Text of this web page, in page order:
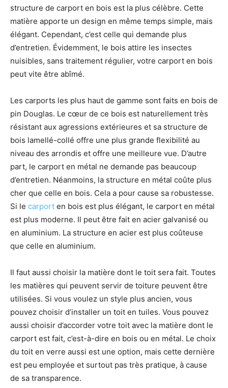
structure de carport en bois est la plus célèbre. Cette
matière apporte un design en même temps simple, mais
élégant. Cependant, c’est celle qui demande plus
d’entretien. Évidemment, le bois attire les insectes
nuisibles, sans traitement régulier, votre carport en bois
peut vite être abîmé.
Les carports les plus haut de gamme sont faits en bois de
pin Douglas. Le cœur de ce bois est naturellement très
résistant aux agressions extérieures et sa structure de
bois lamellé-collé offre une plus grande flexibilité au
niveau des arrondis et offre une meilleure vue. D’autre
part, le carport en métal ne demande pas beaucoup
d’entretien. Néanmoins, la structure en métal coûte plus
cher que celle en bois. Cela a pour cause sa robustesse.
Si le carport en bois est plus élégant, le carport en métal
est plus moderne. Il peut être fait en acier galvanisé ou
en aluminium. La structure en acier est plus coûteuse
que celle en aluminium.
Il faut aussi choisir la matière dont le toit sera fait. Toutes
les matières qui peuvent servir de toiture peuvent être
utilisées. Si vous voulez un style plus ancien, vous
pouvez choisir d’installer un toit en tuiles. Vous pouvez
aussi choisir d’accorder votre toit avec la matière dont le
carport est fait, c’est-à-dire en bois ou en métal. Le choix
du toit en verre aussi est une option, mais cette dernière
est peu employée et surtout pas très pratique, à cause
de sa transparence.